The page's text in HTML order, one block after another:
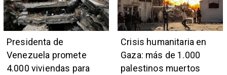
Presidenta de
Venezuela promete
4.000 viviendas para
Crisis humanitaria en
Gaza: más de 1.000
palestinos muertos